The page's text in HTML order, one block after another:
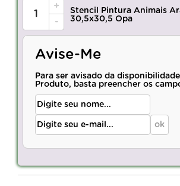
+
-
Stencil Pintura Animais
30,5x30,5 Opa
Avise-Me
Para ser avisado da
Produto, basta preencher os